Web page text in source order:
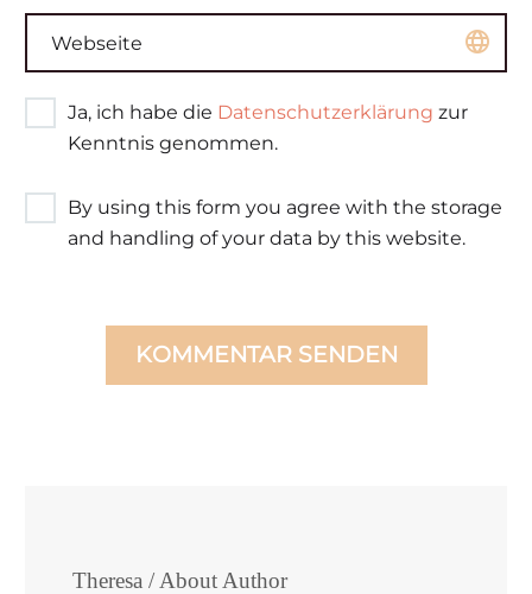
Ja, ich habe die Datenschutzerklärung zur
Kenntnis genommen.
By using this form you agree with the storage
and handling of your data by this website.
KOMMENTAR SENDEN
Theresa / About Author